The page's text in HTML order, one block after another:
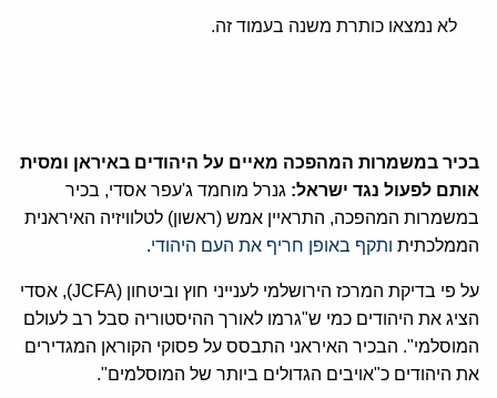
לא נמצאו כותרת משנה בעמוד זה.
בכיר במשמרות המהפכה מאיים על היהודים באיראן ומסית
אותם לפעול נגד ישראל: גנרל מוחמד ג'עפר אסדי, בכיר
במשמרות המהפכה, התראיין אמש (ראשון) לטלוויזיה האיראנית
הממלכתית ותקף באופן חריף את העם היהודי.
על פי בדיקת המרכז הירושלמי לענייני חוץ וביטחון (JCFA), אסדי
הציג את היהודים כמי ש"גרמו לאורך ההיסטוריה סבל רב לעולם
המוסלמי". הבכיר האיראני התבסס על פסוקי הקוראן המגדירים
את היהודים כ"אויבים הגדולים ביותר של המוסלמים".